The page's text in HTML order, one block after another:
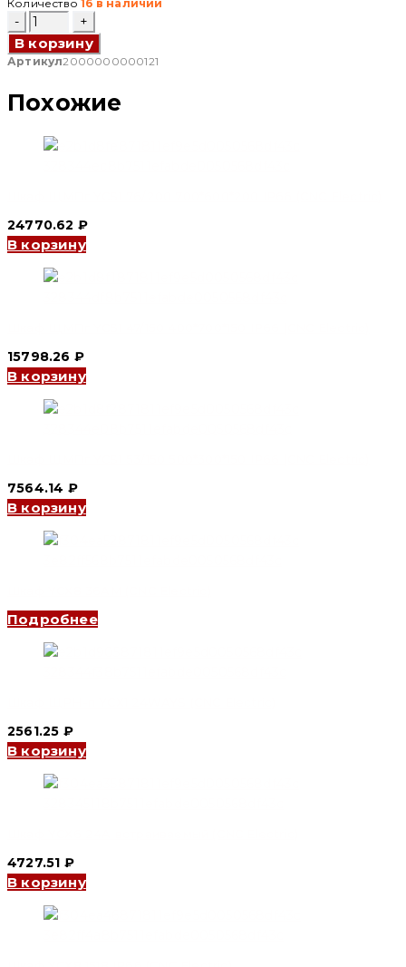
Количество 16 в наличии
Количество
товара
Шкаф
YCX6
(CNC
В корзину
Артикул2000000000121
Похожие
24770.62 ₽
В корзину
15798.26 ₽
В корзину
7564.14 ₽
В корзину
Подробнее
2561.25 ₽
В корзину
4727.51 ₽
В корзину